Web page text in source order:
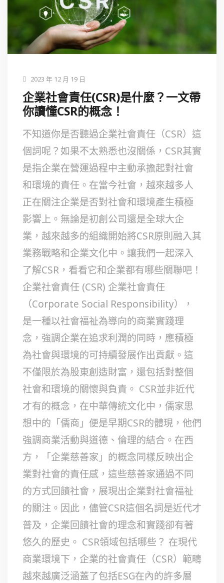
2023 年 12 月 19 日
企業社會責任(CSR)是什麼？一文帶
你讀懂CSR的概念！
不知道你是否聽過企業社會責任（CSR）這
個詞呢？如果不太熟悉也沒關係，CSR其實
是指企業在營運過程中主動承擔起對社會
和環境的責任。在當今社會，越來越多人
正在關注企業是否對社會和環境產生積極
影響上。無論是初創公司還是全球大企
業，越來越多的組織開始將CSR原則融入其
業務戰略和企業文化中。讓我們一起深入
了解CSR，看看它和企業都有哪些關聯吧！
企業社會責任 (CSR) 企業社會責任
（Corporate Social Responsibility），
是一種以社會福祉為導向的商業實踐理
念，強調企業在追求利潤的同時，應積極
為社會與環境的可持續發展作出貢獻。這
不僅限於為股東創造財富，還包括對整個
社會和環境的關懷與負責。 CSR並非近代
才有的概念，在中華傳統文化中，儒家思
想中的「儒商」便是早期CSR的體現，他們
強調商業活動與道德、倫理的結合。在西
方，「企業慈善家」的概念同樣反映出企
業對社會的責任感，這些慈善家通過不同
的方式回饋社會，展現出企業對社會福祉
的關注。因此，儘管CSR這個名詞是近代才
普及，企業回饋社會的理念和實踐卻有著
悠久的歷史。 CSR領域包括哪些？ 在現代
商業環境下，企業的社會責任（CSR）範疇
越來越廣泛涵蓋了包括ESG在內的許多層